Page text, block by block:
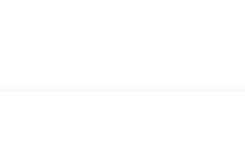
complicações.